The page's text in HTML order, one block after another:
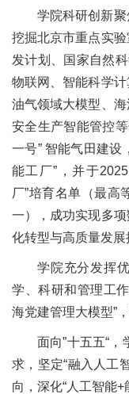
学院科研创新
挖掘北京市重点实
发计划、国家自然
物联网、智能科学计
油气领域大模型、海
安全生产智能管控
一号” 智能气田建设
能工厂”，并于
厂”培育名单（最高
一），成功实现多
化转型与高质量发展
学院充分发挥
学、科研和管理工
海党建管理大模型”
面向”十五五“，
求，坚定“融入人工
向，深化“人工智能